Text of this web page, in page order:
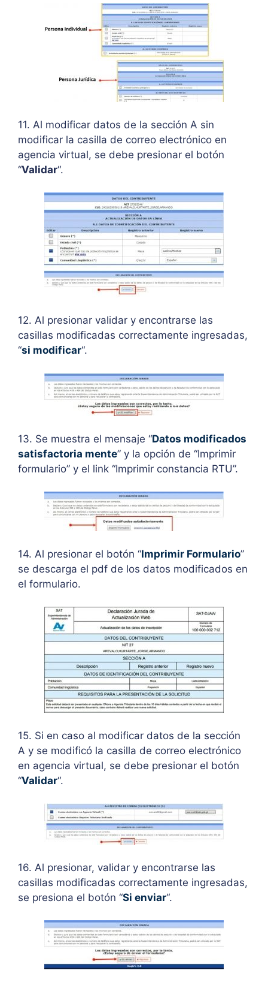
11. Al modificar datos de la sección A sin
modificar la casilla de correo electrónico en
agencia virtual, se debe presionar el botón
“Validar“.
12. Al presionar validar y encontrarse las
casillas modificadas correctamente ingresadas,
“si modificar“.
13. Se muestra el mensaje “Datos modificados
satisfactoria mente” y la opción de “Imprimir
formulario” y el link “Imprimir constancia RTU”.
14. Al presionar el botón “Imprimir Formulario”
se descarga el pdf de los datos modificados en
el formulario.
15. Si en caso al modificar datos de la sección
A y se modificó la casilla de correo electrónico
en agencia virtual, se debe presionar el botón
“Validar“.
16. Al presionar, validar y encontrarse las
casillas modificadas correctamente ingresadas,
se presiona el botón “Si enviar“.